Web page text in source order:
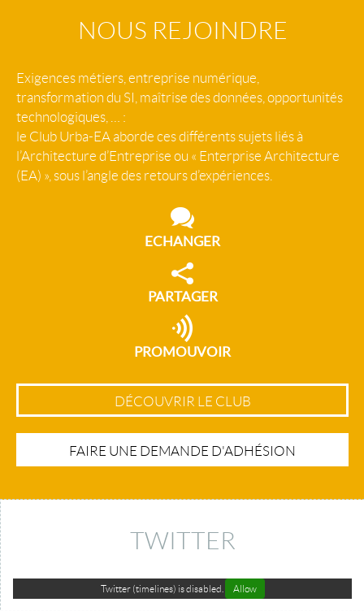
NOUS REJOINDRE
Exigences métiers, entreprise numérique,
transformation du SI, maîtrise des données, opportunités
technologiques, … :
le Club Urba-EA aborde ces différents sujets liés à
l’Architecture d’Entreprise ou « Enterprise Architecture
(EA) », sous l’angle des retours d’expériences.
ECHANGER
PARTAGER
PROMOUVOIR
DÉCOUVRIR LE CLUB
FAIRE UNE DEMANDE D'ADHÉSION
TWITTER
Twitter (timelines) is disabled. Allow